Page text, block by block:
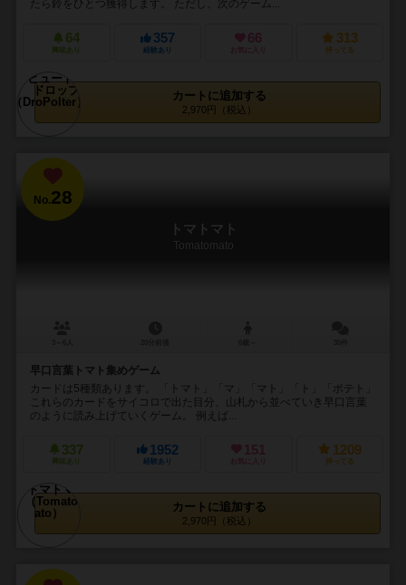
たら鈴をひとつ獲得します。 ただし、次のゲーム...
64
興味あり
357
経験あり
66
お気に入り
313
持ってる
カートに追加する
2,970円（税込）
No.28
トマトマト
Tomatomato
早口言葉トマト集めゲーム
カードは5種類あります。 「トマト」「マ」「マト」「ト」「ポテト」
これらのカードをサイコロで出た目分、山札から並べていき早口言葉
のように読み上げていくゲーム。 例えば...
337
興味あり
1952
経験あり
151
お気に入り
1209
持ってる
カートに追加する
2,970円（税込）